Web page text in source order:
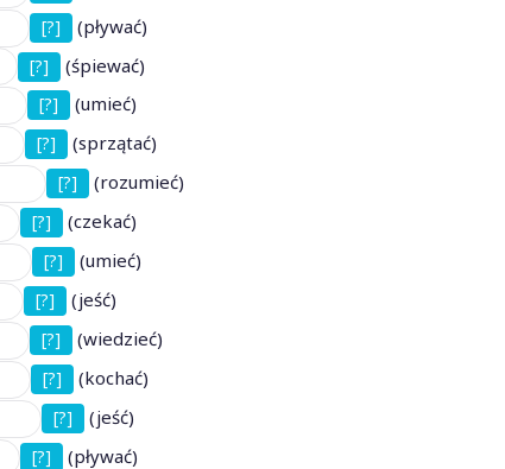
[?]
(pływać)
[?]
(śpiewać)
[?]
(umieć)
[?]
(sprzątać)
[?]
(rozumieć)
[?]
(czekać)
[?]
(umieć)
[?]
(jeść)
[?]
(wiedzieć)
[?]
(kochać)
[?]
(jeść)
[?]
(pływać)